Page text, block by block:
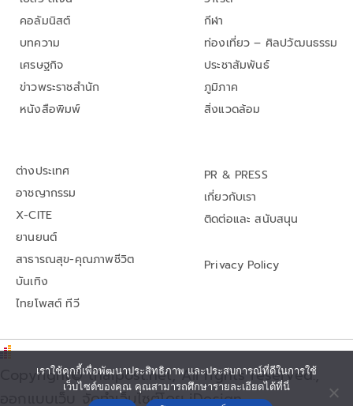
คอลัมนิสต์
บทความ
เศรษฐกิจ
ข่าวพระราชสำนัก
หนังสือพิมพ์
กีฬา
ท่องเที่ยว – ศิลปวัฒนธรรม
ประชาสัมพันธ์
ภูมิภาค
สิ่งแวดล้อม
ต่างประเทศ
อาชญากรรม
X-CITE
ยานยนต์
สาธารณสุข-คุณภาพชีวิต
บันเทิง
ไทยโพสต์ ทีวี
PR & PRESS
เกี่ยวกับเรา
ติดต่อและ สนับสนุน
Privacy Policy
Copyright© thaipost.net, All rights reserved.,
ออกแบบเว็บ จัดทำเว็บไซต์โดย iDesign
เราใช้คุกกี้เพื่อพัฒนาประสิทธิภาพ และประสบการณ์ที่ดีในการใช้
เว็บไซต์ของคุณ คุณสามารถศึกษารายละเอียดได้ที่นี่